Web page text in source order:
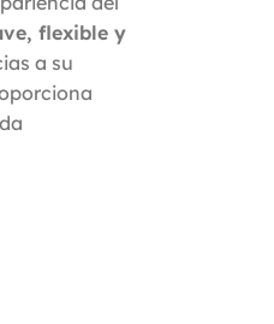
flexible y
a su